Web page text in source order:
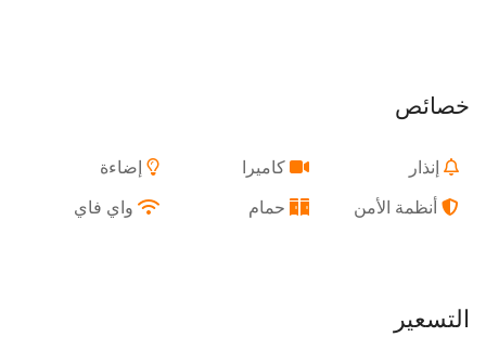
خصائص
إنذار كاميرا إضاءة
أنظمة الأمن حمام واي فاي
التسعير